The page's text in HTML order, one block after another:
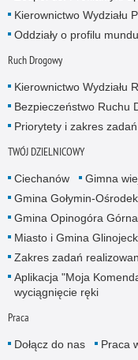
Kierownictwo Wydziału
Oddziały o profilu
Ruch Drogowy
Kierownictwo Wydziału
Bezpieczeństwo Ruchu
Priorytety i zakres
TWÓJ DZIELNICOWY
Ciechanów
Gimna
Gmina Gołymin-Ośrodek
Gmina Opinogóra Górna
Miasto i Gmina Glinojeck
Zakres zadań
Aplikacja "Moja
wyciągnięcie ręki
Praca
Dołącz do nas Praca